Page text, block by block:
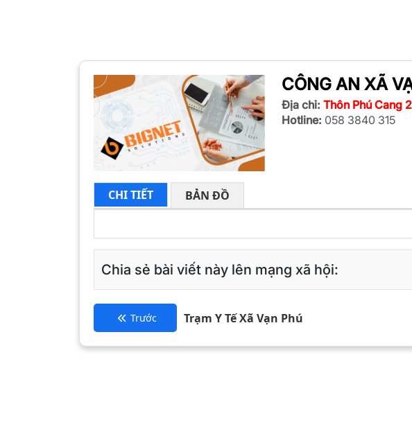
CÔNG AN XÃ
Địa chỉ: Thôn Phú Cang
Hotline: 058 3840 315
CHI TIẾT BẢN ĐỒ
Chia sẻ bài viết này lên mạng xã hội:
Trước Trạm Y Tế Xã Vạn Phú